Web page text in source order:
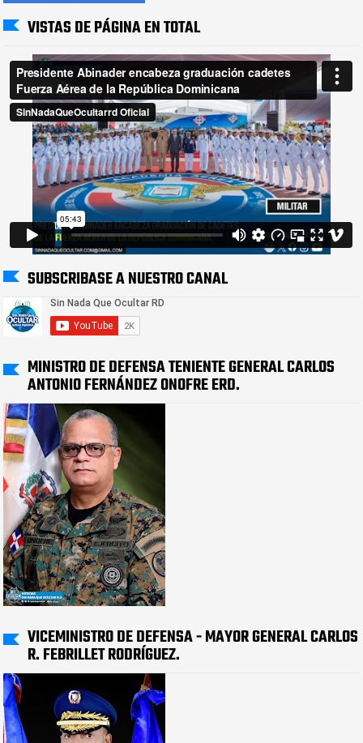
VISTAS DE PÁGINA EN TOTAL
SUBSCRIBASE A NUESTRO CANAL
MINISTRO DE DEFENSA TENIENTE GENERAL CARLOS
ANTONIO FERNÁNDEZ ONOFRE ERD.
VICEMINISTRO DE DEFENSA - MAYOR GENERAL CARLOS
R. FEBRILLET RODRÍGUEZ.